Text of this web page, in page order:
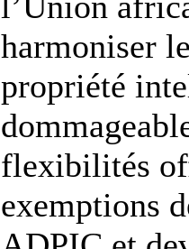
harmoniser
propriété
flexibilités
exemptions